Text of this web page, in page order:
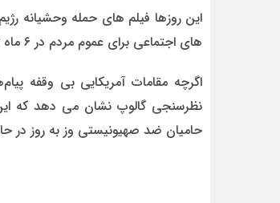
این روزها فیلم های حمله وحشیانه
های اجتماعی برای عموم مردم در ۶ ماه گذشته به اشتراک گذاشته شده است.
اگرچه مقامات آمریکایی بی وقفه
نظرسنجی گالوپ نشان می دهد که
حامیان ضد صهیونیستی وز به روز در